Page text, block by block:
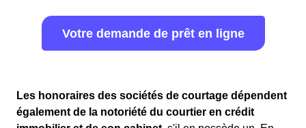
Votre demande de prêt en ligne
Les honoraires des sociétés de courtage dépendent
également de la notoriété du courtier en crédit